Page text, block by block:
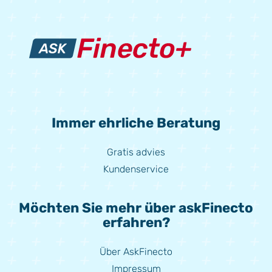
Immer ehrliche Beratung
Gratis advies
Kundenservice
Möchten Sie mehr über askFinecto
erfahren?
Über AskFinecto
Impressum